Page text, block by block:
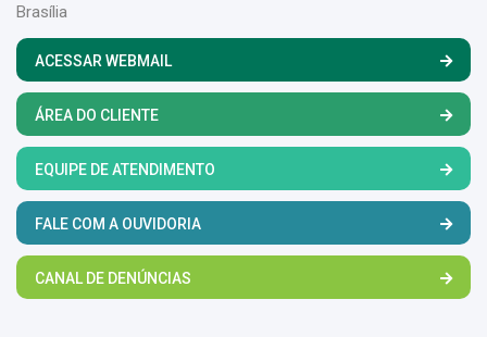
Brasília
ACESSAR WEBMAIL
ÁREA DO CLIENTE
EQUIPE DE ATENDIMENTO
FALE COM A OUVIDORIA
CANAL DE DENÚNCIAS